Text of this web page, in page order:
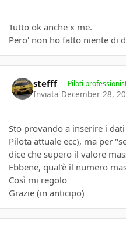
Tutto ok anche x me.
Pero' non ho fatto niente di
stefff Piloti
Inviata December 28,
Sto provando a inserire i
Pilota attuale ecc), ma per
dice che supero il valore
Ebbene, qual'è il numero
Così mi regolo
Grazie (in anticipo)